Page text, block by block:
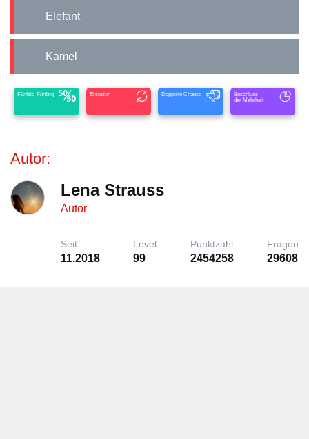
Elefant
Kamel
Fünfzig-Fünfzig Ersetzen Doppelte Chance
Beschluss
der Mehrheit
Autor:
Lena Strauss
Autor
Seit
11.2018
Level
99
Punktzahl
2454258
Fragen
29608